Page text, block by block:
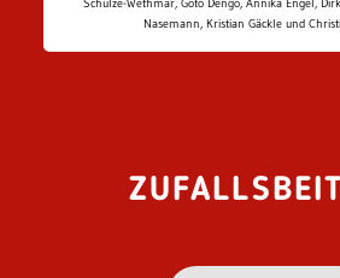
Nasemann, Kristian Gäckle und